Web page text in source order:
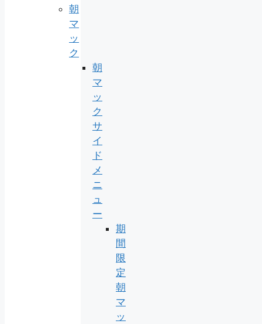
朝
マ
ッ
ク
朝
マ
ッ
ク
サ
イ
ド
メ
ニ
ュ
ー
期
間
限
定
朝
マ
ッ